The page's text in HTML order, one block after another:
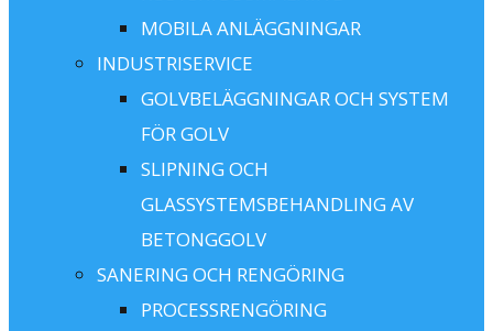
MOBILA ANLÄGGNINGAR
INDUSTRISERVICE
GOLVBELÄGGNINGAR OCH SYSTEM
FÖR GOLV
SLIPNING OCH
GLASSYSTEMSBEHANDLING AV
BETONGGOLV
SANERING OCH RENGÖRING
PROCESSRENGÖRING